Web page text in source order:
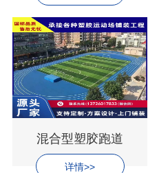
混合型塑胶跑道
详情>>